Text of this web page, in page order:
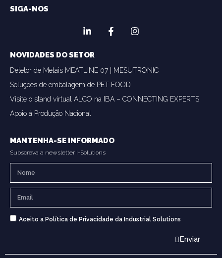
SIGA-NOS
NOVIDADES DO SETOR
Detetor de Metais MEATLINE 07 | MESUTRONIC
Soluções de embalagem de PET FOOD
Visite o stand virtual ALCO na IBA – CONNECTING EXPERTS
Apoio à Produção Nacional
MANTENHA-SE INFORMADO
Subscreva a newsletter I-Solutions
Aceito a Política de Privacidade da Industrial Solutions
Enviar